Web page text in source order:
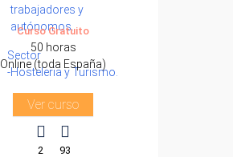
trabajadores y
autónomos.
Sector
-Hosteleria y Turismo.
Curso Gratuito
50 horas
Online (toda España)
Ver curso
2 93